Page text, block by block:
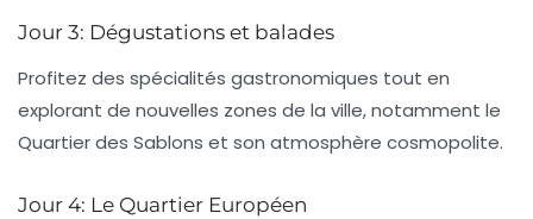
Jour 3: Dégustations et balades
Profitez des spécialités gastronomiques tout en
explorant de nouvelles zones de la ville, notamment le
Quartier des Sablons et son atmosphère cosmopolite.
Jour 4: Le Quartier Européen